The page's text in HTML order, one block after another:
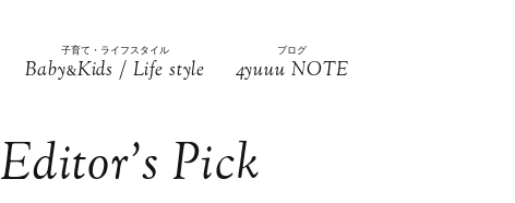
子育て・ライフスタイル
Baby&Kids / Life style
ブログ
4yuuu NOTE
Editor’s Pick